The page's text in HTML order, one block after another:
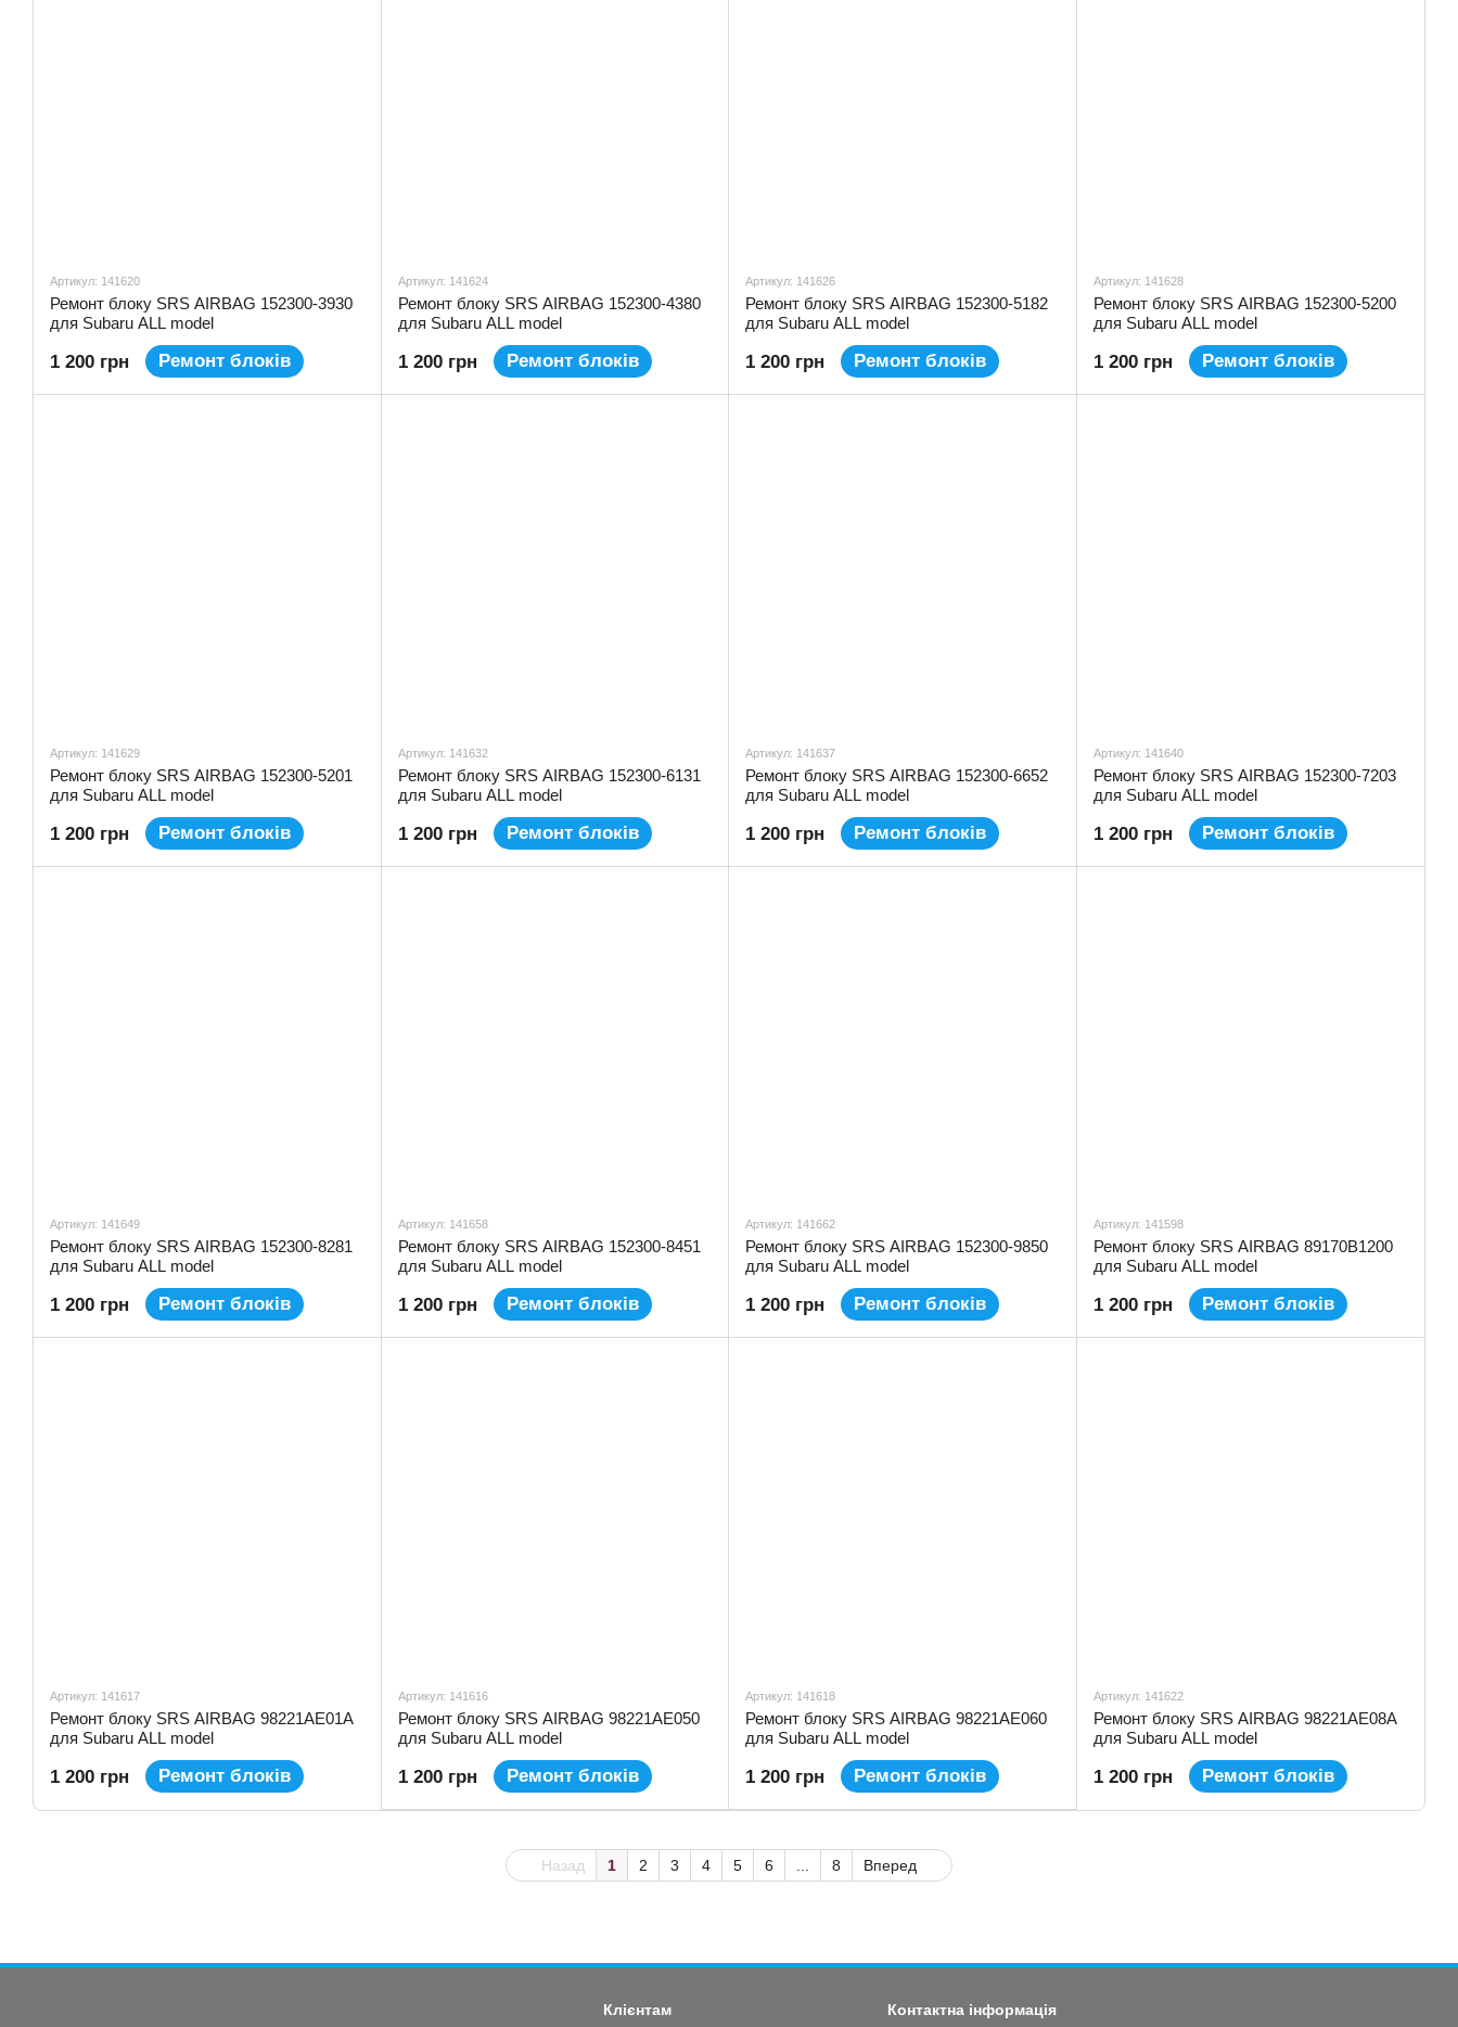
Артикул: 141620
Ремонт блоку SRS AIRBAG 152300-3930
для Subaru ALL model
1 200 грн Ремонт блоків
Артикул: 141624
Ремонт блоку SRS AIRBAG 152300-4380
для Subaru ALL model
1 200 грн Ремонт блоків
Артикул: 141626
Ремонт блоку SRS AIRBAG 152300-5182
для Subaru ALL model
1 200 грн Ремонт блоків
Артикул: 141628
Ремонт блоку SRS AIRBAG 152300-5200
для Subaru ALL model
1 200 грн Ремонт блоків
Артикул: 141629
Ремонт блоку SRS AIRBAG 152300-5201
для Subaru ALL model
1 200 грн Ремонт блоків
Артикул: 141632
Ремонт блоку SRS AIRBAG 152300-6131
для Subaru ALL model
1 200 грн Ремонт блоків
Артикул: 141637
Ремонт блоку SRS AIRBAG 152300-6652
для Subaru ALL model
1 200 грн Ремонт блоків
Артикул: 141640
Ремонт блоку SRS AIRBAG 152300-7203
для Subaru ALL model
1 200 грн Ремонт блоків
Артикул: 141649
Ремонт блоку SRS AIRBAG 152300-8281
для Subaru ALL model
1 200 грн Ремонт блоків
Артикул: 141658
Ремонт блоку SRS AIRBAG 152300-8451
для Subaru ALL model
1 200 грн Ремонт блоків
Артикул: 141662
Ремонт блоку SRS AIRBAG 152300-9850
для Subaru ALL model
1 200 грн Ремонт блоків
Артикул: 141598
Ремонт блоку SRS AIRBAG 89170B1200
для Subaru ALL model
1 200 грн Ремонт блоків
Артикул: 141617
Ремонт блоку SRS AIRBAG 98221AE01A
для Subaru ALL model
1 200 грн Ремонт блоків
Артикул: 141616
Ремонт блоку SRS AIRBAG 98221AE050
для Subaru ALL model
1 200 грн Ремонт блоків
Артикул: 141618
Ремонт блоку SRS AIRBAG 98221AE060
для Subaru ALL model
1 200 грн Ремонт блоків
Артикул: 141622
Ремонт блоку SRS AIRBAG 98221AE08A
для Subaru ALL model
1 200 грн Ремонт блоків
Назад 1 2 3 4 5 6 8 Вперед
Клієнтам Контактна інформація